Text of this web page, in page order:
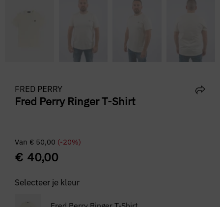
FRED PERRY
Fred Perry Ringer T-Shirt
Van € 50,00 (-20%)
€ 40,00
Selecteer je kleur